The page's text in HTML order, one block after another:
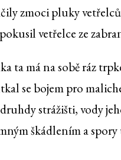
zmoci pluky
vetřelce ze
ta má na sobě ráz
se bojem pro
strážišti, vody
škádlením a